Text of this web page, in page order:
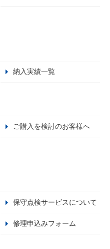
納入実績一覧
ご購入を検討のお客様へ
保守点検サービスについて
修理申込みフォーム